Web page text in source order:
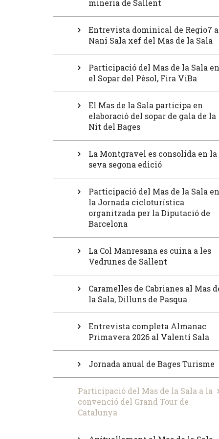
mineria de Sallent
Entrevista dominical de Regio7 a
Nani Sala xef del Mas de la Sala
Participació del Mas de la Sala en
el Sopar del Pèsol, Fira ViBa
El Mas de la Sala participa en
elaboració del sopar de gala de la
Nit del Bages
La Montgravel es consolida en la
seva segona edició
Participació del Mas de la Sala en
la Jornada cicloturística
organitzada per la Diputació de
Barcelona
La Col Manresana es cuina a les
Vedrunes de Sallent
Caramelles de Cabrianes al Mas
la Sala, Dilluns de Pasqua
Entrevista completa Almanac
Primavera 2026 al Valentí Sala
Jornada anual de Bages Turisme
Participació del Mas de la Sala a la
convenció del Grand Tour de
Catalunya